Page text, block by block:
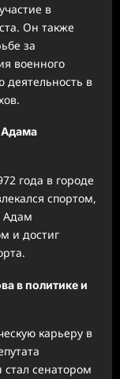
в
Он также
за
военного
в
Адама
года в городе
спортом,
Адам
и достиг
в политике и
карьеру в
стал сенатором